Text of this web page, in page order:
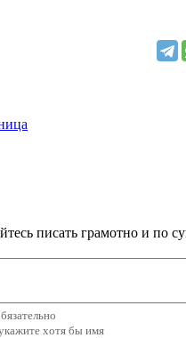
писать грамотно и по
хотя бы имя